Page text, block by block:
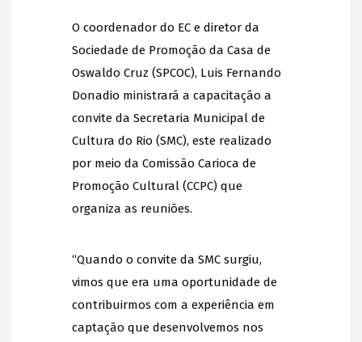
O coordenador do EC e diretor da
Sociedade de Promoção da Casa de
Oswaldo Cruz (SPCOC), Luis Fernando
Donadio ministrará a capacitação a
convite da Secretaria Municipal de
Cultura do Rio (SMC), este realizado
por meio da Comissão Carioca de
Promoção Cultural (CCPC) que
organiza as reuniões.
“Quando o convite da SMC surgiu,
vimos que era uma oportunidade de
contribuirmos com a experiência em
captação que desenvolvemos nos